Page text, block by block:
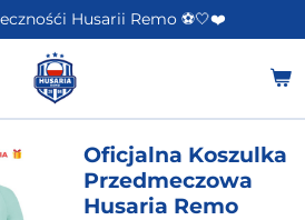
Husarii Remo ⚽️🤍❤️
Oficjalna Koszulka
Przedmeczowa
Husaria Remo